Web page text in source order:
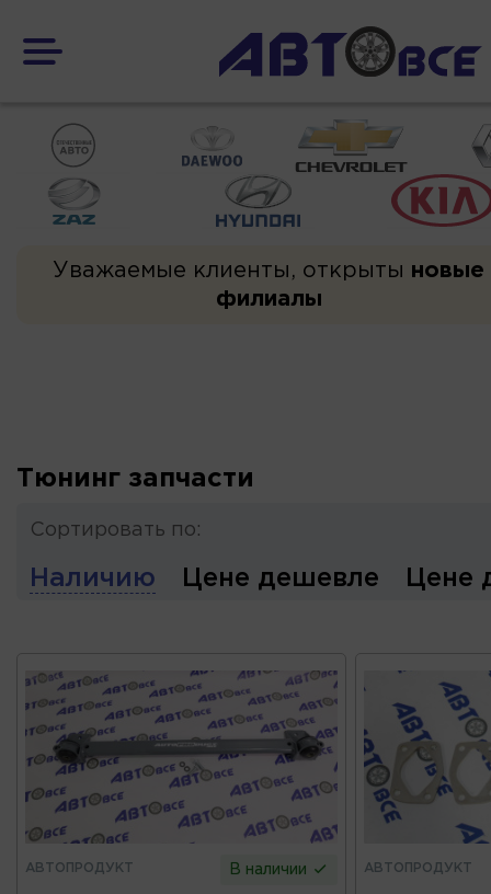
Уважаемые клиенты, открыты новые
филиалы
Тюнинг запчасти
Сортировать по:
Наличию Цене дешевле Цене
АВТОПРОДУКТ В наличии АВТОПРОДУКТ